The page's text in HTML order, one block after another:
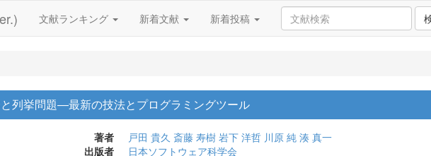
文献ランキング 新着文献 新着投稿
列挙問題―最新の技法とプログラミングツール
著者 戸田 貴久 斎藤 寿樹 岩下 洋哲 川原 純 湊 真一
出版者
日本ソフトウェア科学会